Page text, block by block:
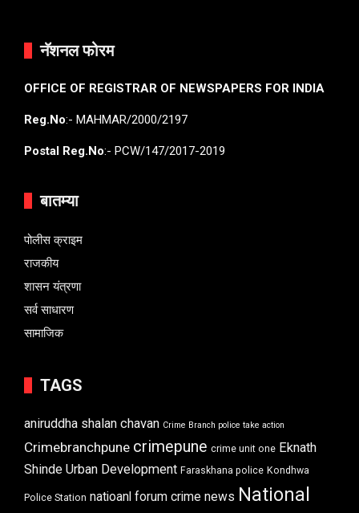
नॅशनल फोरम
OFFICE OF REGISTRAR OF NEWSPAPERS FOR INDIA
Reg.No:- MAHMAR/2000/2197
Postal Reg.No:- PCW/147/2017-2019
बातम्या
पोलीस क्राइम
राजकीय
शासन यंत्रणा
सर्व साधारण
सामाजिक
TAGS
aniruddha shalan chavan Crime Branch police take action
Crimebranchpune crimepune crime unit one Eknath
Shinde Urban Development Faraskhana police Kondhwa
Police Station natioanl forum crime news National